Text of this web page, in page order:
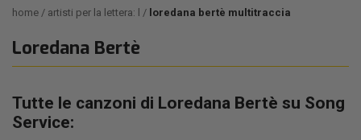
home artisti per la lettera: l loredana bertè multitraccia
Loredana Bertè
Tutte le canzoni di Loredana Bertè su Song
Service: